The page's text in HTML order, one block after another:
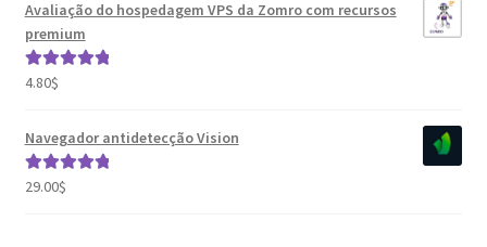
Avaliação do hospedagem VPS da Zomro com recursos
premium
Avaliação
4.80$
Navegador antidetecção Vision
Avaliação
29.00$